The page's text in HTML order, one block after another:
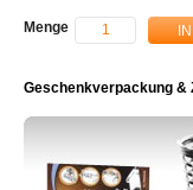
Menge
Geschenkverpackung &